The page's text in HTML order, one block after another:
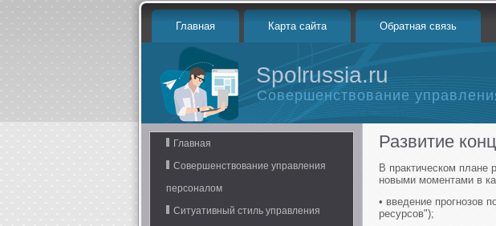
Главная Карта сайта Обратная связь
Spolrussia.ru
Совершенствование
Главная
Совершенствование управления
персоналом
Ситуативный стиль управления
Развитие
В практическом плане
новыми моментами в
• введение прогнозов
ресурсов");